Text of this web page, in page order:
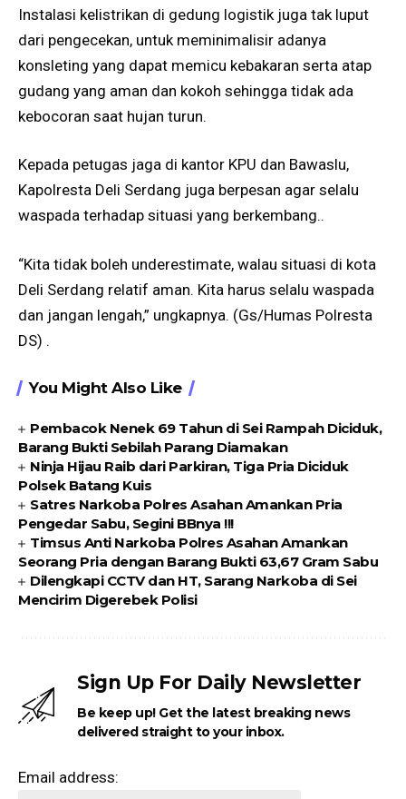
Instalasi kelistrikan di gedung logistik juga tak luput
dari pengecekan, untuk meminimalisir adanya
konsleting yang dapat memicu kebakaran serta atap
gudang yang aman dan kokoh sehingga tidak ada
kebocoran saat hujan turun.
Kepada petugas jaga di kantor KPU dan Bawaslu,
Kapolresta Deli Serdang juga berpesan agar selalu
waspada terhadap situasi yang berkembang..
“Kita tidak boleh underestimate, walau situasi di kota
Deli Serdang relatif aman. Kita harus selalu waspada
dan jangan lengah,” ungkapnya. (Gs/Humas Polresta
DS) .
You Might Also Like
Pembacok Nenek 69 Tahun di Sei Rampah Diciduk,
Barang Bukti Sebilah Parang Diamakan
Ninja Hijau Raib dari Parkiran, Tiga Pria Diciduk
Polsek Batang Kuis
Satres Narkoba Polres Asahan Amankan Pria
Pengedar Sabu, Segini BBnya !!!
Timsus Anti Narkoba Polres Asahan Amankan
Seorang Pria dengan Barang Bukti 63,67 Gram Sabu
Dilengkapi CCTV dan HT, Sarang Narkoba di Sei
Mencirim Digerebek Polisi
Sign Up For Daily Newsletter
Be keep up! Get the latest breaking news
delivered straight to your inbox.
Email address: